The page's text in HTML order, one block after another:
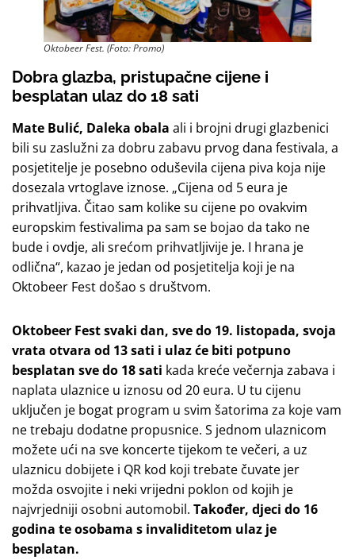
Oktobeer Fest. (Foto: Promo)
Dobra glazba, pristupačne cijene i
besplatan ulaz do 18 sati
Mate Bulić, Daleka obala ali i brojni drugi glazbenici
bili su zaslužni za dobru zabavu prvog dana festivala, a
posjetitelje je posebno oduševila cijena piva koja nije
dosezala vrtoglave iznose. „Cijena od 5 eura je
prihvatljiva. Čitao sam kolike su cijene po ovakvim
europskim festivalima pa sam se bojao da tako ne
bude i ovdje, ali srećom prihvatljivije je. I hrana je
odlična“, kazao je jedan od posjetitelja koji je na
Oktobeer Fest došao s društvom.
Oktobeer Fest svaki dan, sve do 19. listopada, svoja
vrata otvara od 13 sati i ulaz će biti potpuno
besplatan sve do 18 sati kada kreće večernja zabava i
naplata ulaznice u iznosu od 20 eura. U tu cijenu
uključen je bogat program u svim šatorima za koje vam
ne trebaju dodatne propusnice. S jednom ulaznicom
možete ući na sve koncerte tijekom te večeri, a uz
ulaznicu dobijete i QR kod koji trebate čuvate jer
možda osvojite i neki vrijedni poklon od kojih je
najvrjedniji osobni automobil. Također, djeci do 16
godina te osobama s invaliditetom ulaz je
besplatan.